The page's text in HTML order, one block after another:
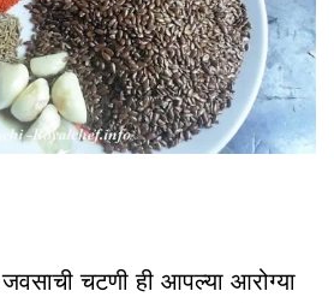
जवसाची चटणी ही आपल्या आरोग्या